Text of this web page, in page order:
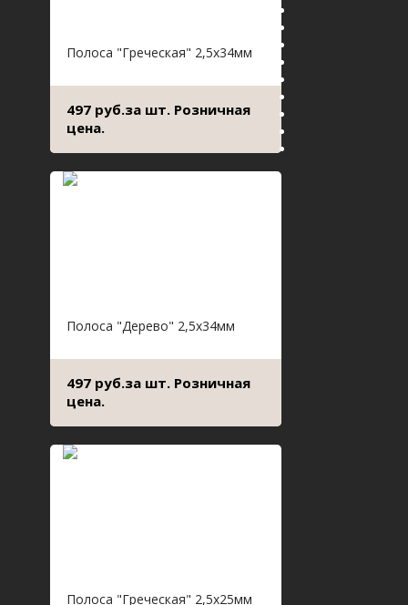
Полоса "Греческая" 2,5х34мм
497 руб.за шт. Розничная
цена.
Полоса "Дерево" 2,5х34мм
497 руб.за шт. Розничная
цена.
Полоса "Греческая" 2,5х25мм